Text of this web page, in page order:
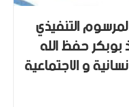
التنفيذي
بوبكر حفظ الله
و الاجتماعية